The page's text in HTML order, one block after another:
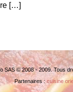
[…]
SAS © 2008 - 2009. Tous
Partenaires :cuisine